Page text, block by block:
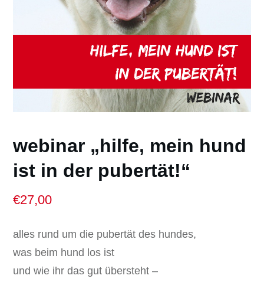
webinar „hilfe, mein hund
ist in der pubertät!“
€27,00
alles rund um die pubertät des hundes,
was beim hund los ist
und wie ihr das gut übersteht –